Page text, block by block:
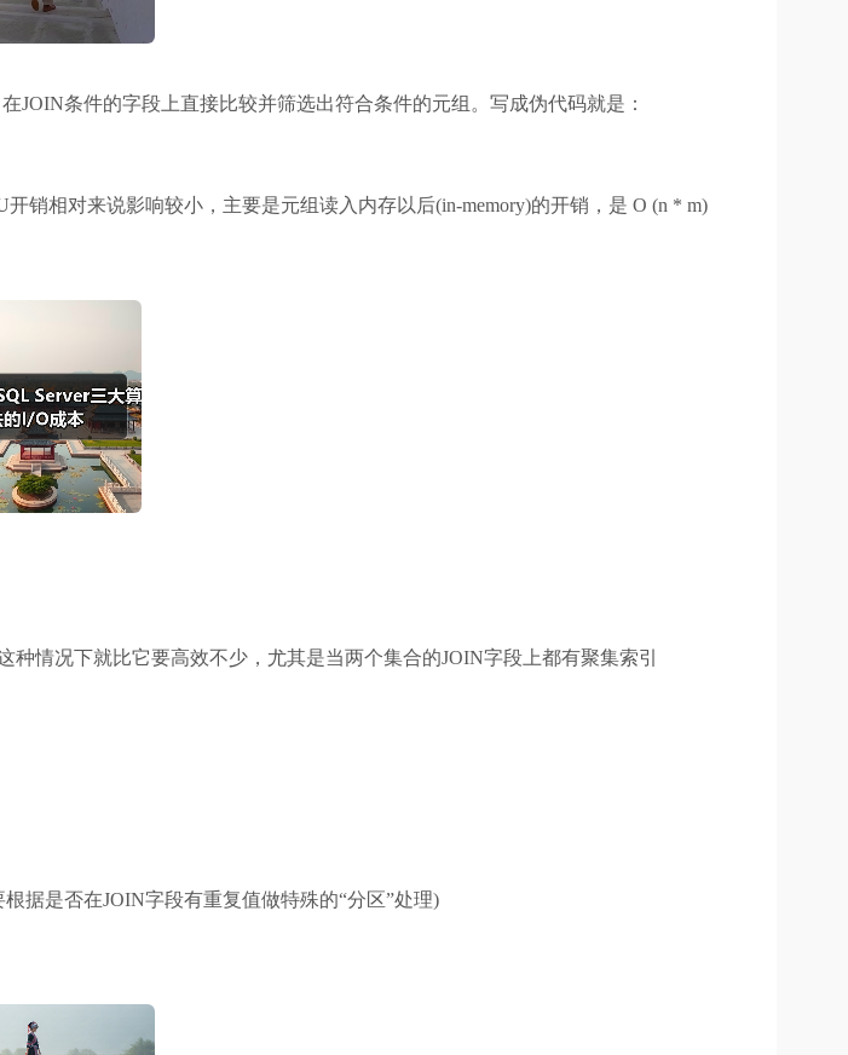
JOIN条件的字段上直接比较并筛选出符合条件的元组。写成伪代码就是：
销相对来说影响较小，主要是元组读入内存以后(in-memory)的开销，是 O (n * m)
种情况下就比它要高效不少，尤其是当两个集合的JOIN字段上都有聚集索引
据是否在JOIN字段有重复值做特殊的“分区”处理)